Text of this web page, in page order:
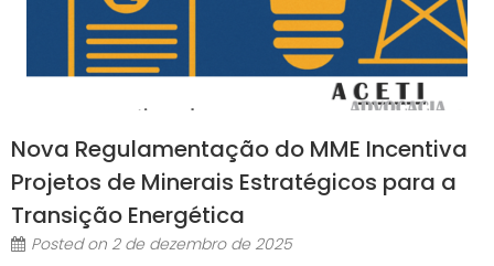
Nova Regulamentação do MME Incentiva
Projetos de Minerais Estratégicos para a
Transição Energética
Posted on 2 de dezembro de 2025